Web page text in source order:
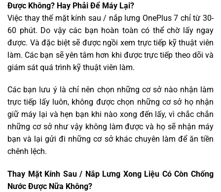
Được Không? Hay Phải Để Máy Lại?
Việc thay thế mặt kính sau / nắp lưng OnePlus 7 chỉ từ 30-
60 phút. Do vậy các bạn hoàn toàn có thể chờ lấy ngay
được. Và đặc biệt sẽ được ngồi xem trực tiếp kỹ thuật viên
làm. Các bạn sẽ yên tâm hơn khi được trực tiếp theo dõi và
giám sát quá trình kỹ thuật viên làm.
Các bạn lưu ý là chỉ nên chọn những cơ sở nào nhận làm
trực tiếp lấy luôn, không được chọn những cơ sở họ nhận
giữ máy lại và hẹn bạn khi nào xong đến lấy, vì chắc chắn
những cơ sở như vậy không làm được và họ sẽ nhận máy
bạn và lại gửi đi những cơ sở khác chuyên làm để ăn tiền
chênh lệch.
Thay Mặt Kính Sau / Nắp Lưng Xong Liệu Có Còn Chống
Nước Được Nữa Không?